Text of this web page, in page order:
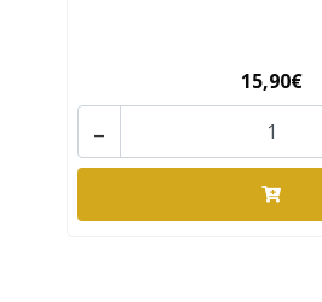
15,90€
-